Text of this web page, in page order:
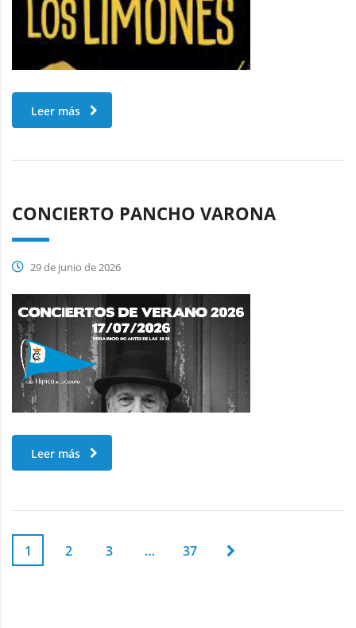
Leer más
CONCIERTO PANCHO VARONA
29 de junio de 2026
Leer más
1 2 3 … 37